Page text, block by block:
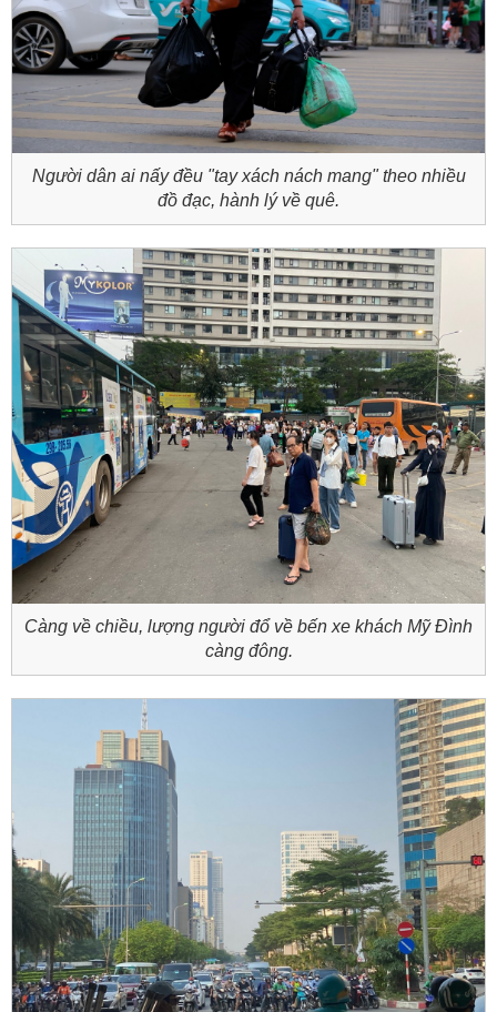
Người dân ai nấy đều "tay xách nách mang" theo nhiều
đồ đạc, hành lý về quê.
Càng về chiều, lượng người đổ về bến xe khách Mỹ Đình
càng đông.